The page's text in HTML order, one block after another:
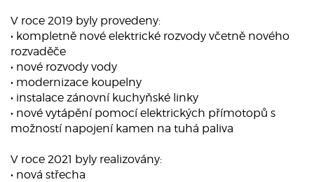
V roce 2019 byly provedeny:
• kompletně nové elektrické rozvody včetně nového
rozvaděče
• nové rozvody vody
• modernizace koupelny
• instalace zánovní kuchyňské linky
• nové vytápění pomocí elektrických přímotopů s
možností napojení kamen na tuhá paliva
V roce 2021 byly realizovány:
• nová střecha